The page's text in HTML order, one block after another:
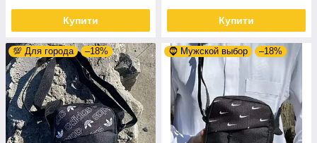
Купити Купити
💯 Для города –18% 🧔 Мужской выбор –18%